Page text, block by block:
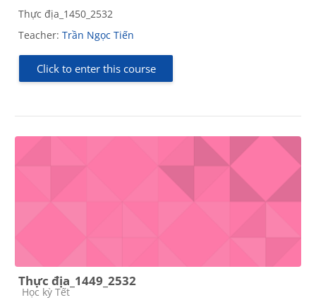
Thực địa_1450_2532
Teacher: Trần Ngọc Tiến
Click to enter this course
Thực địa_1449_2532
Course category
Học kỳ Tết